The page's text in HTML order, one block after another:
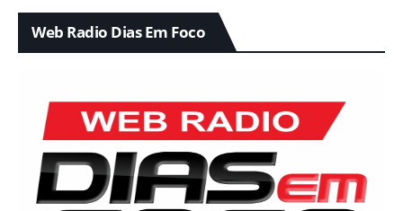
Web Radio Dias Em Foco